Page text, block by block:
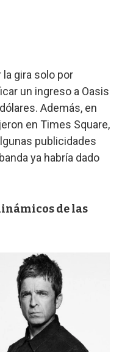
la gira solo por
un ingreso a Oasis
Además, en
en Times Square,
publicidades
ya habría dado
de las